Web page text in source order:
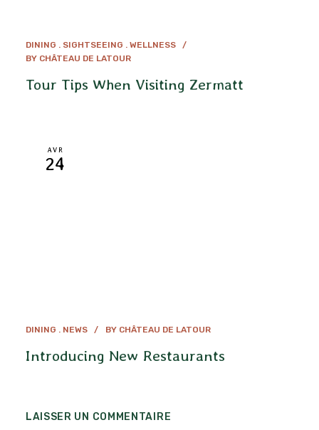
DINING SIGHTSEEING
WELLNESS
BY CHÂTEAU DE LATOUR
Tour Tips When Visiting Zermatt
AVR
24
DINING NEWS BY CHÂTEAU DE LATOUR
Introducing New Restaurants
LAISSER UN COMMENTAIRE